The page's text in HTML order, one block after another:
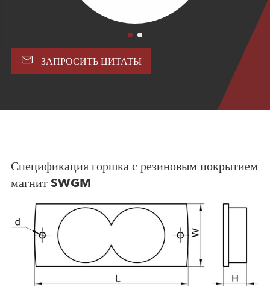
 ЗАПРОСИТЬ ЦИТАТЫ
Спецификация горшка с резиновым покрытием
магнит SWGM